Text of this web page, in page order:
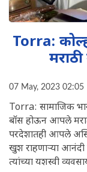
Torra:
07 May, 2023 02:05
Torra: सामाजिक
बॉस होऊन आपले
परदेशातही आपले
खुश राहणाऱ्या
त्यांच्या यशस्वी